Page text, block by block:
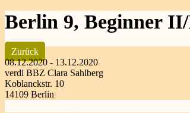
Berlin 9, Beginner
Zurück
08.12.2020 - 13.12.2020
verdi BBZ Clara Sahlberg
Koblanckstr. 10
14109 Berlin